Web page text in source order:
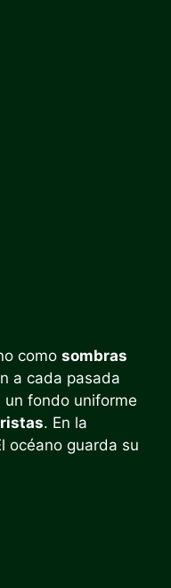
como sombras
a cada pasada
fondo uniforme
. En la
océano guarda su